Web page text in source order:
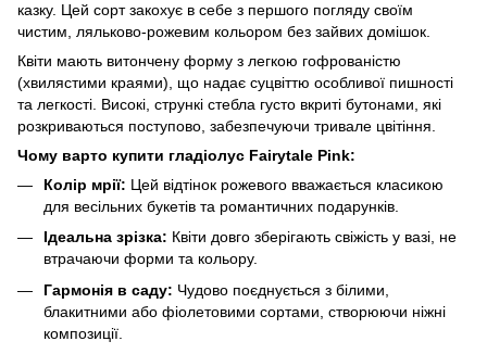
казку. Цей сорт закохує в себе з першого погляду своїм
чистим, ляльково-рожевим кольором без зайвих домішок.
Квіти мають витончену форму з легкою гофрованістю
(хвилястими краями), що надає суцвіттю особливої пишності
та легкості. Високі, стрункі стебла густо вкриті бутонами, які
розкриваються поступово, забезпечуючи тривале цвітіння.
Чому варто купити гладіолус Fairytale Pink:
Колір мрії: Цей відтінок рожевого вважається класикою
для весільних букетів та романтичних подарунків.
Ідеальна зрізка: Квіти довго зберігають свіжість у вазі, не
втрачаючи форми та кольору.
Гармонія в саду: Чудово поєднується з білими,
блакитними або фіолетовими сортами, створюючи ніжні
композиції.